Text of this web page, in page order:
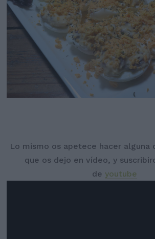
Lo mismo os apetece hacer alguna
que os dejo en vídeo, y
de youtube